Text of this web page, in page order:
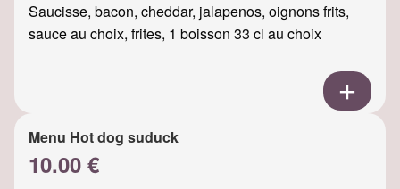
Saucisse, bacon, cheddar, jalapenos, oignons frits,
sauce au choix, frites, 1 boisson 33 cl au choix
Menu Hot dog suduck
10.00 €